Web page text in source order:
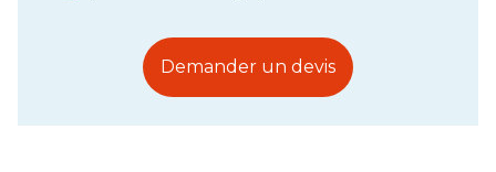
Demander un devis